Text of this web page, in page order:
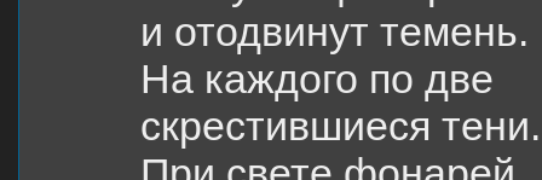
и отодвинут темень.
На каждого по две
скрестившиеся тени.